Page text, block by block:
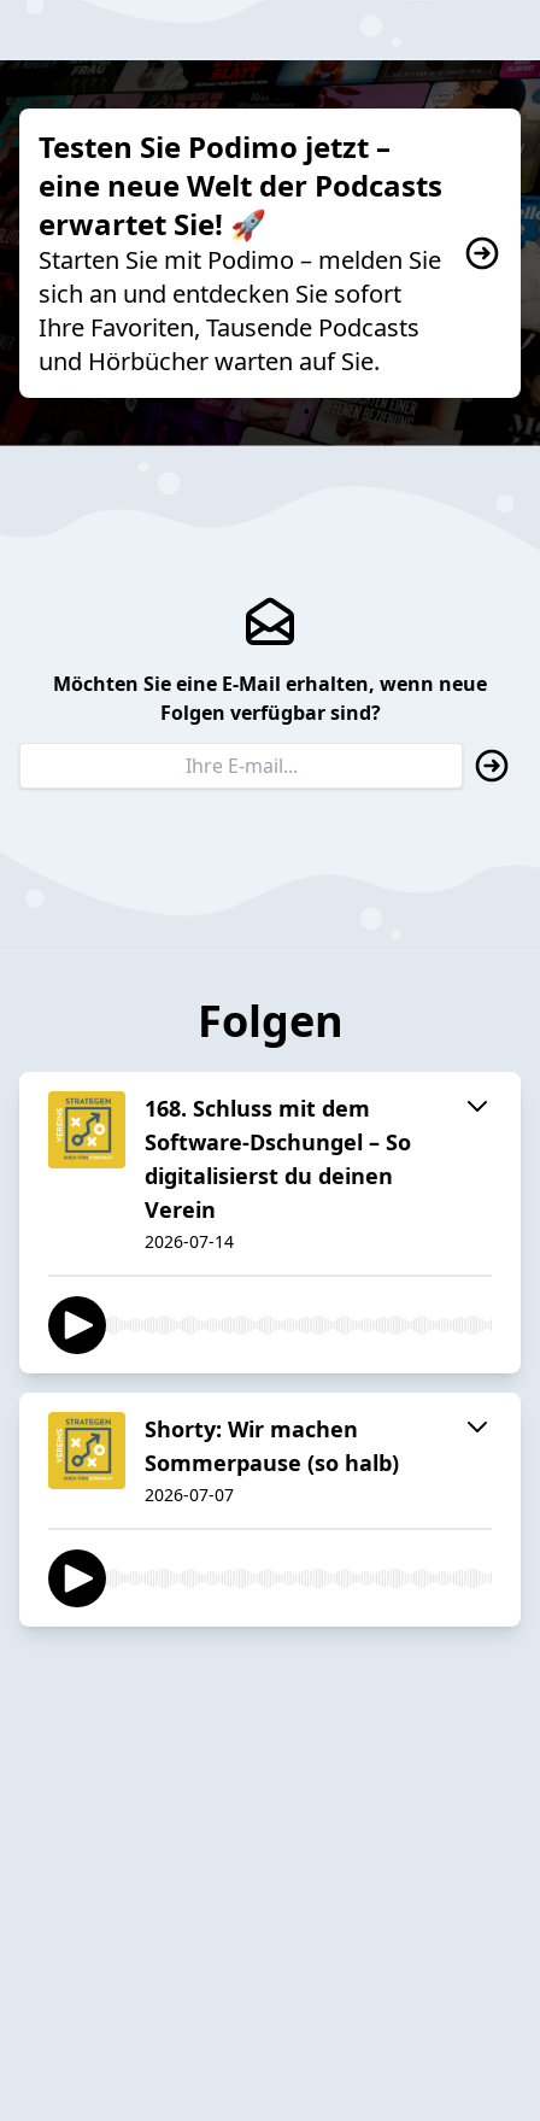
Testen Sie Podimo jetzt –
eine neue Welt der Podcasts
erwartet Sie! 🚀
Starten Sie mit Podimo – melden Sie
sich an und entdecken Sie sofort
Ihre Favoriten, Tausende Podcasts
und Hörbücher warten auf Sie.
Möchten Sie eine E-Mail erhalten, wenn neue
Folgen verfügbar sind?
Folgen
168. Schluss mit dem
Software-Dschungel – So
digitalisierst du deinen
Verein
2026-07-14
Shorty: Wir machen
Sommerpause (so halb)
2026-07-07